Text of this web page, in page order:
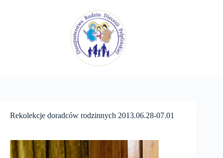
Rekolekcje doradców rodzinnych 2013.06.28-07.01